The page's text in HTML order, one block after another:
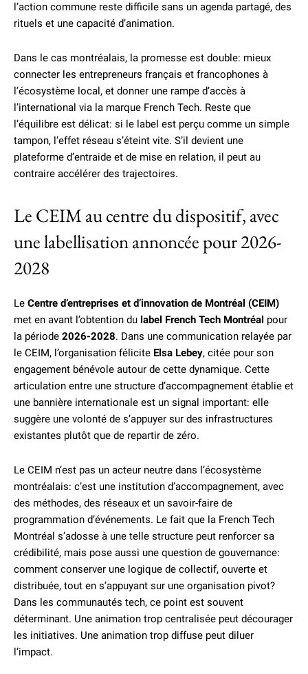
l’action commune reste difficile sans un agenda partagé, des
rituels et une capacité d’animation.
Dans le cas montréalais, la promesse est double: mieux
connecter les entrepreneurs français et francophones à
l’écosystème local, et donner une rampe d’accès à
l’international via la marque French Tech. Reste que
l’équilibre est délicat: si le label est perçu comme un simple
tampon, l’effet réseau s’éteint vite. S’il devient une
plateforme d’entraide et de mise en relation, il peut au
contraire accélérer des trajectoires.
Le CEIM au centre du dispositif, avec
une labellisation annoncée pour 2026-
2028
Le Centre d’entreprises et d’innovation de Montréal (CEIM)
met en avant l’obtention du label French Tech Montréal pour
la période 2026-2028. Dans une communication relayée par
le CEIM, l’organisation félicite Elsa Lebey, citée pour son
engagement bénévole autour de cette dynamique. Cette
articulation entre une structure d’accompagnement établie et
une bannière internationale est un signal important: elle
suggère une volonté de s’appuyer sur des infrastructures
existantes plutôt que de repartir de zéro.
Le CEIM n’est pas un acteur neutre dans l’écosystème
montréalais: c’est une institution d’accompagnement, avec
des méthodes, des réseaux et un savoir-faire de
programmation d’événements. Le fait que la French Tech
Montréal s’adosse à une telle structure peut renforcer sa
crédibilité, mais pose aussi une question de gouvernance:
comment conserver une logique de collectif, ouverte et
distribuée, tout en s’appuyant sur une organisation pivot?
Dans les communautés tech, ce point est souvent
déterminant. Une animation trop centralisée peut décourager
les initiatives. Une animation trop diffuse peut diluer
l’impact.